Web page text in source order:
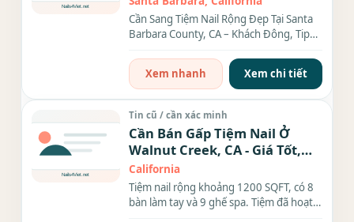
Nhập Cao
Cần Sang Tiệm Nail Rộng Đẹp Tại Santa
Barbara County, CA – Khách Đông, Tip
Xem nhanh
Xem chi tiết
Tin cũ / cần xác minh
Cần Bán Gấp Tiệm Nail Ở
Walnut Creek, CA - Giá Tốt,
Khu Đông Khách
California
Tiệm nail rộng khoảng 1200 SQFT, có 8
bàn làm tay và 9 ghế spa. Tiệm đã hoạt